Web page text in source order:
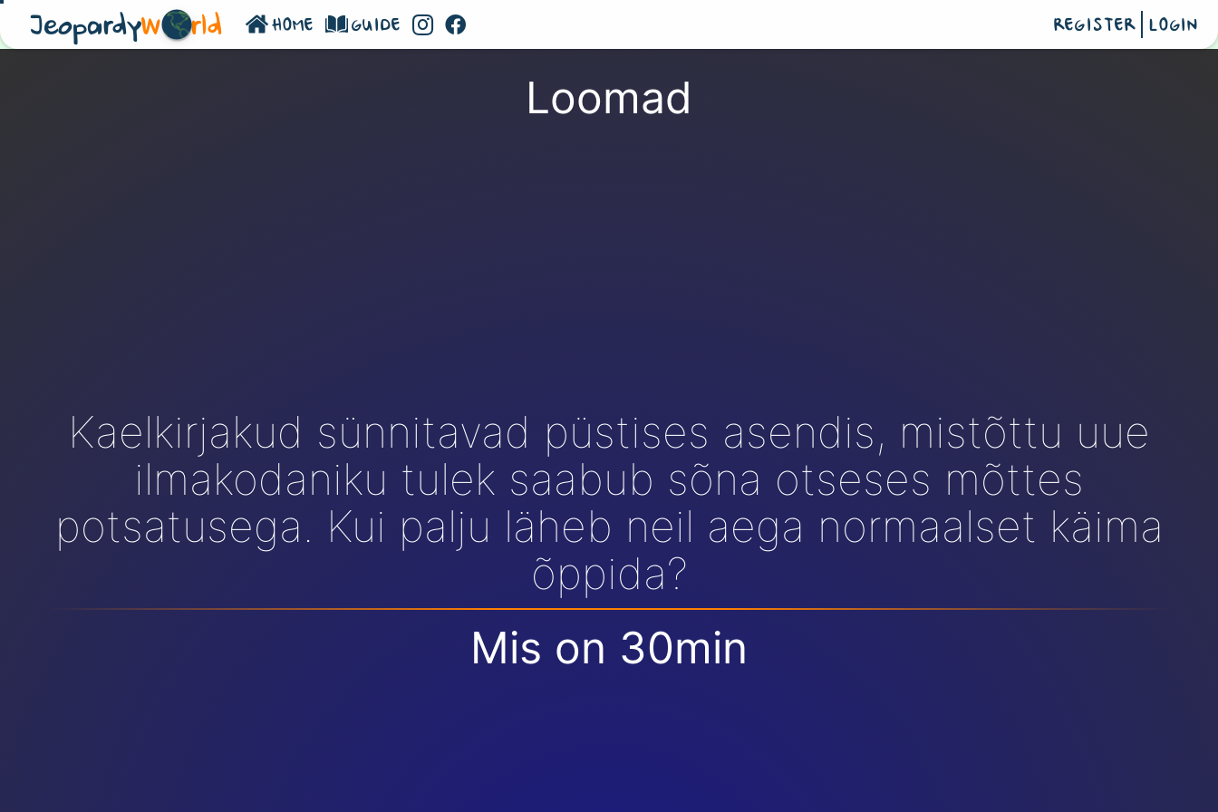
JeopardyW rld HOME GUIDE REGISTER LOGIN
Loomad
Kaelkirjakud sünnitavad püstises asendis, mistõttu uue
ilmakodaniku tulek saabub sõna otseses mõttes
potsatusega. Kui palju läheb neil aega normaalset käima
õppida?
Mis on 30min